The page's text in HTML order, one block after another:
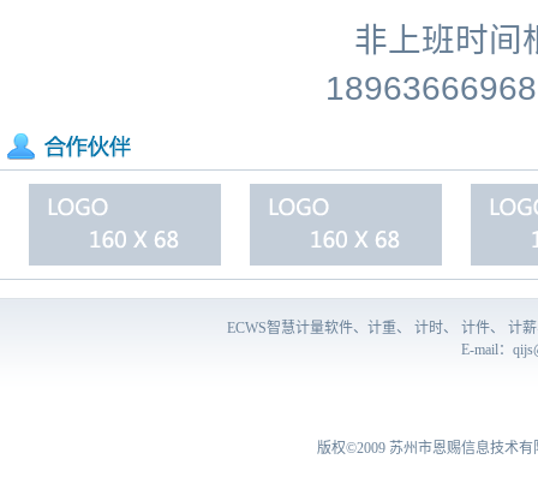
非上班时间
18963666968
ECWS智慧计量软件、计重、 计时、 计件、 计
E-mail：
版权©2009 苏州市恩赐信息技术有